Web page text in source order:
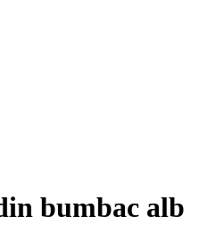
bumbac alb